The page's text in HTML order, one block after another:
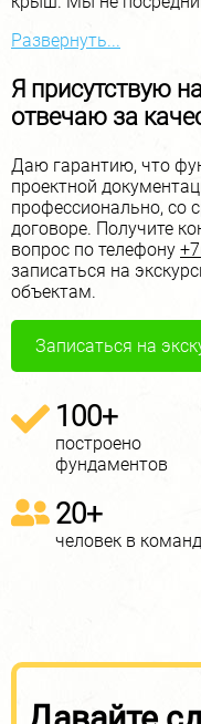
обширным опытом
области, и они
фундаментных работ
профессионального
клиентам экономить
материале.
В самые сжатые сроки
цикла, строим
всей области под
головной боли,
хлопотами.
получите
Развернуть...
Я присутствую
отвечаю за
Даю гарантию, что
проектной
профессионально, со
договоре. Получите
вопрос по телефону
записаться на
объектам.
Записаться на
100+
построено
фундаментов
20+
человек в